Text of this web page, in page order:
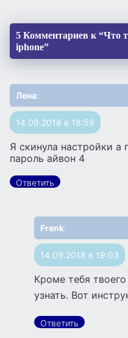
5 Комментариев к “Что
iphone”
Лена:
14.09.2018 в 18:58
Я скинула настройки а
пароль айвон 4
Ответить
Frenk:
14.09.2018 в 19:03
Кроме тебя
узнать. Вот
Ответить